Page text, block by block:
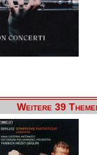
Weitere 39